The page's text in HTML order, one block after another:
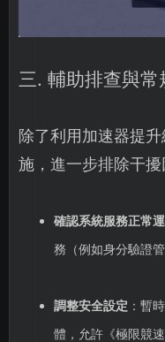
三. 輔助排查與常
除了利用加速器提
施，進一步排除干擾
確認系統服務正常
務（例如身分驗證
調整安全設定 ：暫
體，允許《極限競